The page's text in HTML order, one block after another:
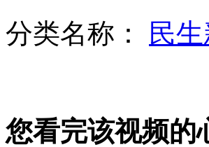
山西运城恶犬咬伤多人 警民合力深
无痛分娩是否安全 医生回应
分类名称：
民
您看完该视频的